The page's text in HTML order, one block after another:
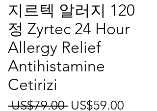
지르텍 알러지 120
정 Zyrtec 24 Hour
Allergy Relief
Antihistamine
Cetirizi
US$79.00 일
US$59.00